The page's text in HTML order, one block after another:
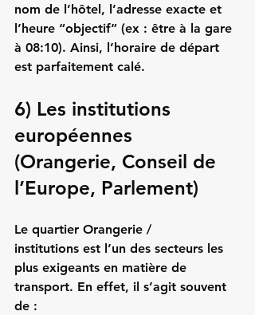
nom de l’hôtel, l’adresse exacte et
l’heure “objectif” (ex : être à la gare
à 08:10). Ainsi, l’horaire de départ
est parfaitement calé.
6) Les institutions
européennes
(Orangerie, Conseil de
l’Europe, Parlement)
Le quartier Orangerie /
institutions est l’un des secteurs les
plus exigeants en matière de
transport. En effet, il s’agit souvent
de :